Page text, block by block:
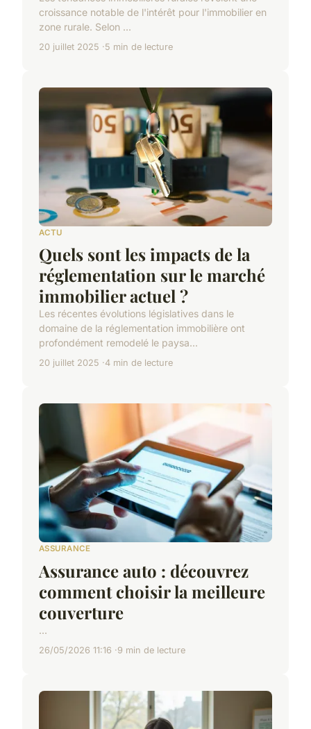
croissance notable de l'intérêt pour l'immobilier en
zone rurale. Selon ...
20 juillet 2025 5 min de lecture
ACTU
Quels sont les impacts de la
réglementation sur le marché
immobilier actuel ?
Les récentes évolutions législatives dans le
domaine de la réglementation immobilière ont
profondément remodelé le paysa...
20 juillet 2025 4 min de lecture
ASSURANCE
Assurance auto : découvrez
comment choisir la meilleure
couverture
...
26/05/2026 11:16 9 min de lecture